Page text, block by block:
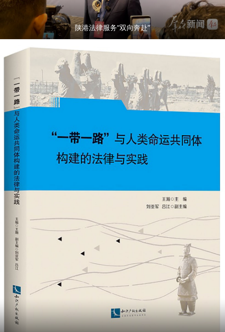
陕港法律服务“双向奔赴”